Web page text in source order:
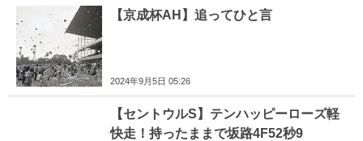
【京成杯AH】追ってひと言
2024年9月5日 05:26
【セントウルS】テンハッピーローズ軽
快走！持ったままで坂路4F52秒9